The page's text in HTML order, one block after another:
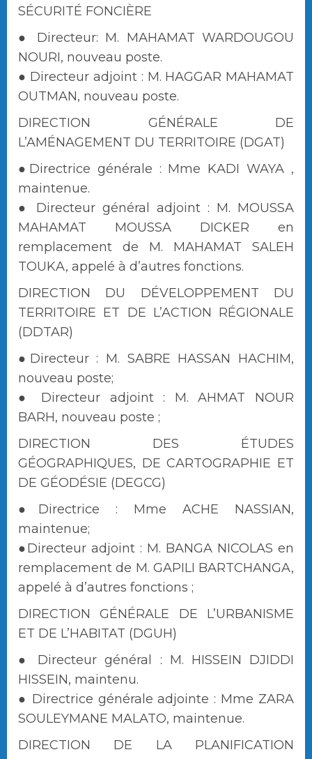
SÉCURITÉ FONCIÈRE
● Directeur: M. MAHAMAT WARDOUGOU
NOURI, nouveau poste.
● Directeur adjoint : M. HAGGAR MAHAMAT
OUTMAN, nouveau poste.
DIRECTION GÉNÉRALE DE
L’AMÉNAGEMENT DU TERRITOIRE (DGAT)
●Directrice générale : Mme KADI WAYA ,
maintenue.
● Directeur général adjoint : M. MOUSSA
MAHAMAT MOUSSA DICKER en
remplacement de M. MAHAMAT SALEH
TOUKA, appelé à d’autres fonctions.
DIRECTION DU DÉVELOPPEMENT DU
TERRITOIRE ET DE L’ACTION RÉGIONALE
(DDTAR)
●Directeur : M. SABRE HASSAN HACHIM,
nouveau poste;
● Directeur adjoint : M. AHMAT NOUR
BARH, nouveau poste ;
DIRECTION DES ÉTUDES
GÉOGRAPHIQUES, DE CARTOGRAPHIE ET
DE GÉODÉSIE (DEGCG)
●Directrice : Mme ACHE NASSIAN,
maintenue;
●Directeur adjoint : M. BANGA NICOLAS en
remplacement de M. GAPILI BARTCHANGA,
appelé à d’autres fonctions ;
DIRECTION GÉNÉRALE DE L’URBANISME
ET DE L’HABITAT (DGUH)
● Directeur général : M. HISSEIN DJIDDI
HISSEIN, maintenu.
● Directrice générale adjointe : Mme ZARA
SOULEYMANE MALATO, maintenue.
DIRECTION DE LA PLANIFICATION